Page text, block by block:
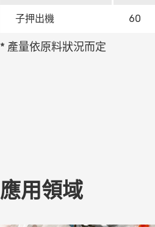
子押出機 60
* 產量依原料狀況而定
應用領域